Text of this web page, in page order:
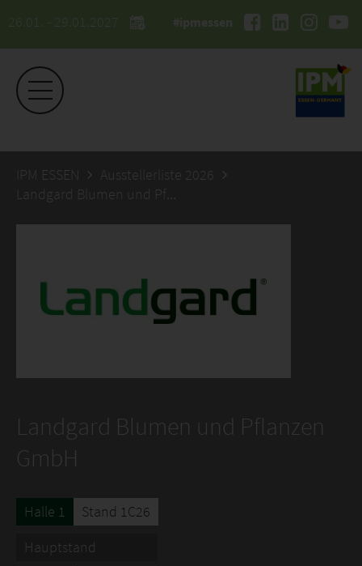
26.01. - 29.01.2027 #ipmessen
IPM ESSEN
Ausstellerliste 2026
Landgard Blumen und Pflanzen GmbH
Landgard Blumen und Pflanzen
GmbH
Halle 1
Stand 1C26
Hauptstand